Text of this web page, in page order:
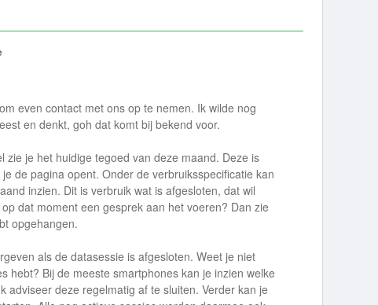
even contact met ons op te nemen. Ik wilde nog
en denkt, goh dat komt bij bekend voor.
zie je het huidige tegoed van deze maand. Deze is
de pagina opent. Onder de verbruiksspecificatie kan
inzien. Dit is verbruik wat is afgesloten, dat wil
dat moment een gesprek aan het voeren? Dan zie
opgehangen.
als de datasessie is afgesloten. Weet je niet
hebt? Bij de meeste smartphones kan je inzien welke
adviseer deze regelmatig af te sluiten. Verder kan je